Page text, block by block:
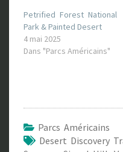
Petrified Forest National
Park & Painted Desert
4 mai 2025
Dans "Parcs Américains"
Parcs Américains
Desert Discovery